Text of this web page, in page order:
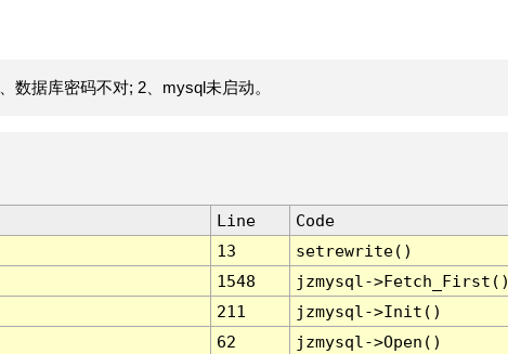
数据库密码不对; 2、mysql未启动。
Line
Code
13
setrewrite()
1548
jzmysql-
211
jzmysql->Init()
62
jzmysql->Open()